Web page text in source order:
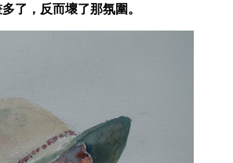
了，反而壞了那氛圍。